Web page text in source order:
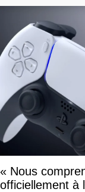
« Nous
officiellement à